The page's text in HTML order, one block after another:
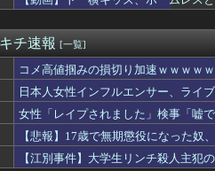
暑続きで夏の甲子園を危惧「鍛え上げ
今でも覚えているキャッチコピー
役アスリート、紐ビキニ姿でえっちな肉
ロライブドリームス、セルラン1位に返
んでもない交際報告をした大物
ｋ社、パラメーター数10兆のミュトス
サンが「雰囲気」を「ふいんき」って
した後本領発揮してくる女ｗｗｗｗｗ
居正広、熊本に人知れず支援か 10年
女いない歴=年齢。気になる人に好意を
チ速報 [一覧]
コメ高値掴みの損切り加速ｗｗｗｗ
日本人女性インフルエンサー、ライ
女性「レイプされました」検事「嘘
【悲報】17歳で無期懲役になった奴
【江別事件】大学生リンチ殺人主犯